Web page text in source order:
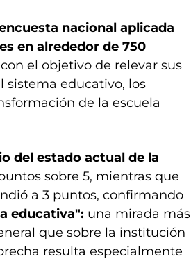
nacional aplicada
en alrededor de 750
el objetivo de relevar sus
sistema educativo, los
de la escuela
del estado actual de la
sobre 5, mientras que
a 3 puntos, confirmando
educativa": una mirada más
que sobre la institución
resulta especialmente